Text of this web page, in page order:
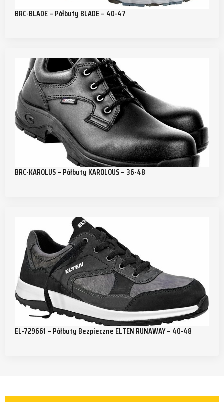
BRC-BLADE – Półbuty BLADE – 40-47
BRC-KAROLUS – Półbuty KAROLOUS – 36-48
EL-729661 – Półbuty Bezpieczne ELTEN RUNAWAY – 40-48